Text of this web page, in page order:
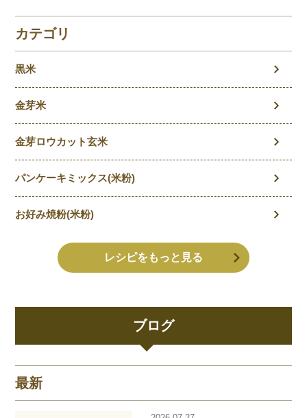
ブログ
最新
カテゴリ
黒米
金芽米
金芽ロウカット玄米
パンケーキミックス(米粉)
お好み焼粉(米粉)
レシピをもっと見る